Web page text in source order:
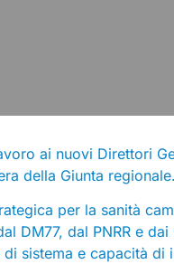
ai nuovi Direttori
della Giunta regionale.
per la sanità
DM77, dal PNRR e
sistema e capacità di